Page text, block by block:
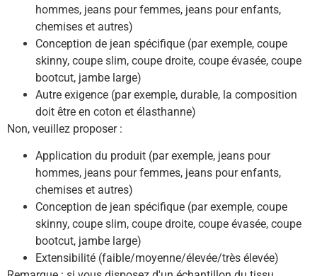
hommes, jeans pour femmes, jeans pour enfants,
chemises et autres)
Conception de jean spécifique (par exemple, coupe
skinny, coupe slim, coupe droite, coupe évasée, coupe
bootcut, jambe large)
Autre exigence (par exemple, durable, la composition
doit être en coton et élasthanne)
Non, veuillez proposer :
Application du produit (par exemple, jeans pour
hommes, jeans pour femmes, jeans pour enfants,
chemises et autres)
Conception de jean spécifique (par exemple, coupe
skinny, coupe slim, coupe droite, coupe évasée, coupe
bootcut, jambe large)
Extensibilité (faible/moyenne/élevée/très élevée)